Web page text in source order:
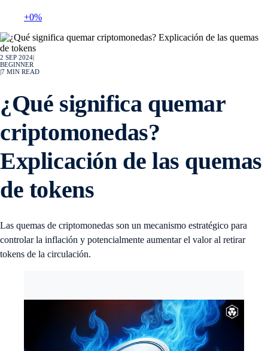
+0%
2 SEP 2024
BEGINNER
7 MIN READ
¿Qué significa quemar
criptomonedas?
Explicación de las quemas
de tokens
Las quemas de criptomonedas son un mecanismo estratégico para
controlar la inflación y potencialmente aumentar el valor al retirar
tokens de la circulación.